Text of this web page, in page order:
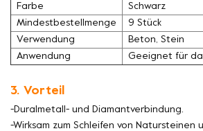
Farbe
Schwarz
Mindestbestellmenge
9 Stück
Verwendung
Beton, Stein
Anwendung
Geeignet für
3. Vorteil
-Duralmetall- und Diamantverbindung.
-Wirksam zum Schleifen von Natursteinen